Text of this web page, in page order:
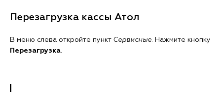
Перезагрузка кассы Атол
В меню слева откройте пункт Сервисные. Нажмите кнопку
Перезагрузка.